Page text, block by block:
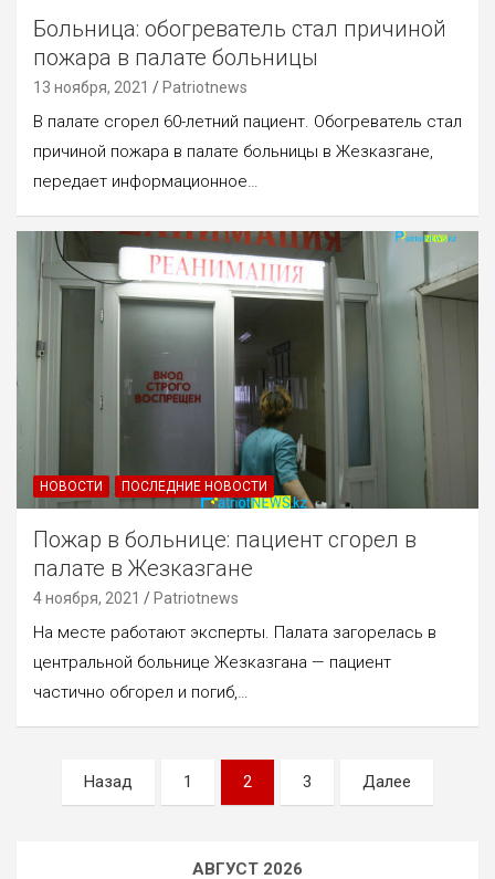
Больница: обогреватель стал причиной
пожара в палате больницы
13 ноября, 2021 Patriotnews
В палате сгорел 60-летний пациент. Обогреватель стал
причиной пожара в палате больницы в Жезказгане,
передает информационное…
НОВОСТИ ПОСЛЕДНИЕ НОВОСТИ
Пожар в больнице: пациент сгорел в
палате в Жезказгане
4 ноября, 2021 Patriotnews
На месте работают эксперты. Палата загорелась в
центральной больнице Жезказгана — пациент
частично обгорел и погиб,…
Пагинация
записей
Назад 1 2 3 Далее
АВГУСТ 2026